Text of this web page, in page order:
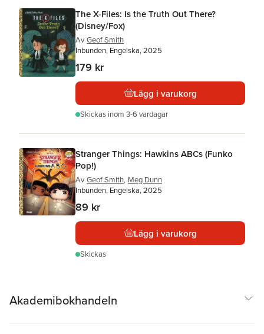
The X-Files: Is the Truth Out There?
(Disney/Fox)
Av Geof Smith
Inbunden, Engelska, 2025
179 kr
Lägg i varukorg
Skickas inom 3-6 vardagar
Stranger Things: Hawkins ABCs (Funko
Pop!)
Av Geof Smith, Meg Dunn
Inbunden, Engelska, 2025
89 kr
Lägg i varukorg
Skickas
Akademibokhandeln